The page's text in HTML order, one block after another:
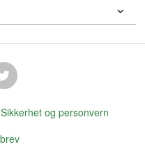
Sikkerhet og personvern